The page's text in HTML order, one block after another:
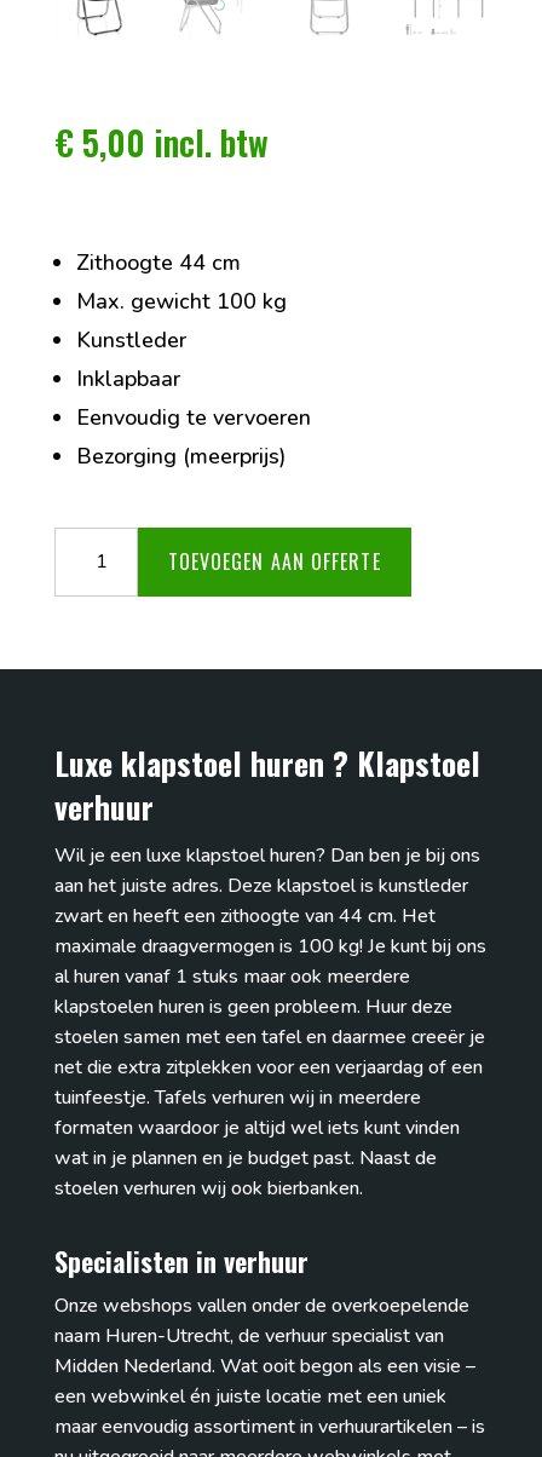
€5,00 incl. btw
Zithoogte 44 cm
Max. gewicht 100 kg
Kunstleder
Inklapbaar
Eenvoudig te vervoeren
Bezorging (meerprijs)
klapstoel
aantal
TOEVOEGEN AAN OFFERTE
Luxe klapstoel huren ? Klapstoel
verhuur
Wil je een luxe klapstoel huren? Dan ben je bij ons
aan het juiste adres. Deze klapstoel is kunstleder
zwart en heeft een zithoogte van 44 cm. Het
maximale draagvermogen is 100 kg! Je kunt bij ons
al huren vanaf 1 stuks maar ook meerdere
klapstoelen huren is geen probleem. Huur deze
stoelen samen met een tafel en daarmee creeër je
net die extra zitplekken voor een verjaardag of een
tuinfeestje. Tafels verhuren wij in meerdere
formaten waardoor je altijd wel iets kunt vinden
wat in je plannen en je budget past. Naast de
stoelen verhuren wij ook bierbanken.
Specialisten in verhuur
Onze webshops vallen onder de overkoepelende
naam Huren-Utrecht, de verhuur specialist van
Midden Nederland. Wat ooit begon als een visie –
een webwinkel én juiste locatie met een uniek
maar eenvoudig assortiment in verhuurartikelen – is